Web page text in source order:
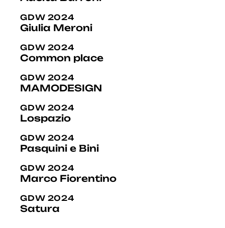
GDW 2024
Giulia Meroni
GDW 2024
Common place
GDW 2024
MAMODESIGN
GDW 2024
Lospazio
GDW 2024
Pasquini e Bini
GDW 2024
Marco Fiorentino
GDW 2024
Satura